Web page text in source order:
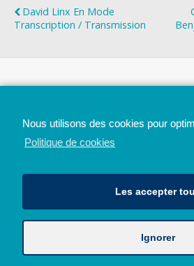
David Linx En Mode
Transcription / Transmission
Avec le soutien de la
Nous utilisons des cookies pour
Politique de cookies
Les accepter
Ignorer